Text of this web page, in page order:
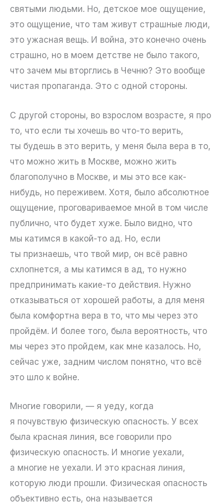
святыми людьми. Но, детское мое ощущение,
это ощущение, что там живут страшные люди,
это ужасная вещь. И война, это конечно очень
страшно, но в моем детстве не было такого,
что зачем мы вторглись в Чечню? Это вообще
чистая пропаганда. Это с одной стороны.
С другой стороны, во взрослом возрасте, я про
то, что если ты хочешь во что-то верить,
ты будешь в это верить, у меня была вера в то,
что можно жить в Москве, можно жить
благополучно в Москве, и мы это все как-
нибудь, но переживем. Хотя, было абсолютное
ощущение, проговариваемое мной в том числе
публично, что будет хуже. Было видно, что
мы катимся в какой-то ад. Но, если
ты признаешь, что твой мир, он всё равно
схлопнется, а мы катимся в ад, то нужно
предпринимать какие-то действия. Нужно
отказываться от хорошей работы, а для меня
была комфортна вера в то, что мы через это
пройдём. И более того, была вероятность, что
мы через это пройдем, как мне казалось. Но,
сейчас уже, задним числом понятно, что всё
это шло к войне.
Многие говорили, — я уеду, когда
я почувствую физическую опасность. У всех
была красная линия, все говорили про
физическую опасность. И многие уехали,
а многие не уехали. И это красная линия,
которую люди прошли. Физическая опасность
объективно есть, она называется